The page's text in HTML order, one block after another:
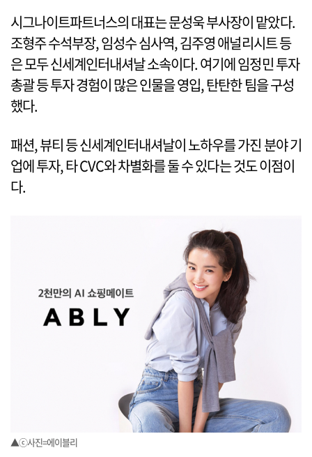
시그나이트파트너스의 대표는 문성욱 부사장이 맡았다.
조형주 수석부장, 임성수 심사역, 김주영 애널리시트 등
은 모두 신세계인터내셔날 소속이다. 여기에 임정민 투자
총괄 등 투자 경험이 많은 인물을 영입, 탄탄한 팀을 구성
했다.
패션, 뷰티 등 신세계인터내셔날이 노하우를 가진 분야 기
업에 투자, 타 CVC와 차별화를 둘 수 있다는 것도 이점이
다.
▲ⓒ사진=에이블리